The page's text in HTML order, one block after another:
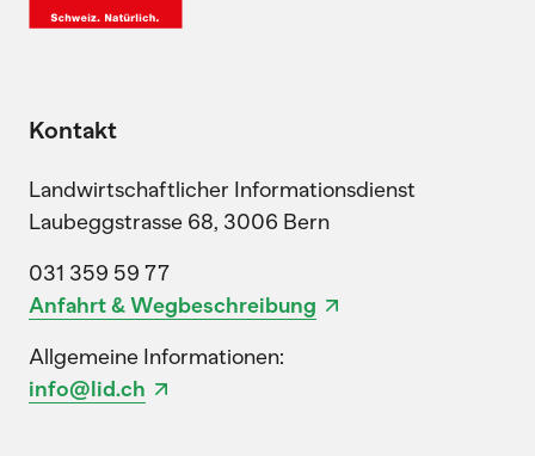
Kontakt
Landwirtschaftlicher Informationsdienst
Laubeggstrasse 68, 3006 Bern
031 359 59 77
Anfahrt & Wegbeschreibung
Allgemeine Informationen:
info@lid.ch